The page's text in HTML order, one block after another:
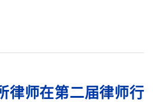
律师在第二届律师行